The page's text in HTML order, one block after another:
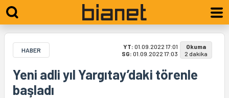
HABER YT: 01.09.2022 17:01
SG: 01.09.2022 17:03
Okuma
2 dakika
Yeni adli yıl Yargıtay’daki törenle
başladı